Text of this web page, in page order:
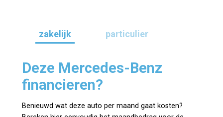
zakelijk particulier
Deze Mercedes-Benz
financieren?
Benieuwd wat deze auto per maand gaat kosten?